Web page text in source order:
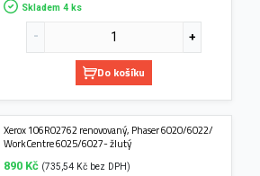
Skladem 4 ks
Do košíku
Xerox 106R02762 renovovaný, Phaser 6020/6022/
WorkCentre 6025/6027- žlutý
890 Kč (735,54 Kč bez DPH)